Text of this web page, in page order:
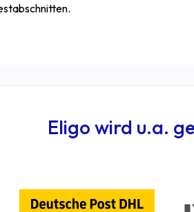
Eligo wird u.a.